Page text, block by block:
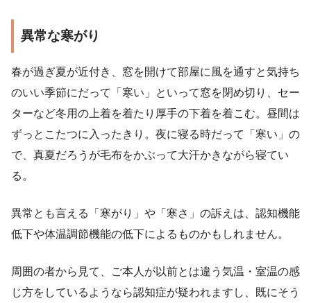
異常な寒がり
春が過ぎ夏が近付き、窓を開けて部屋に風を通すと気持ち
のいい季節にだって「寒い」といって窓を閉め切り、セー
ターなど冬用の上着を着たり厚手の下着を着こむ。昼間は
ずっとこたつに入ったきり。夜に寝る時だって「寒い」の
で、真夏だろうが毛布をかぶって大汗かきながら寝てい
る。
異常とも言える「寒がり」や「寒さ」の訴えは、認知機能
低下や体温調節機能の低下によるものかもしれません。
周囲の者から見て、ご本人が以前とは違う気温・室温の感
じ方をしているようなら認知症が疑われますし、既にそう